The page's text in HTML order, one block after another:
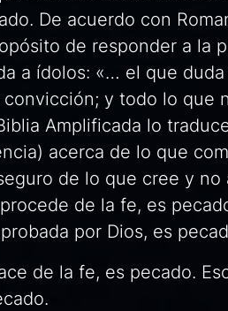
De acuerdo con
de responder a la
a ídolos: «… el que
y todo lo que
Amplificada lo
acerca de lo que
de lo que cree y
de la fe, es
por Dios, es
de la fe, es pecado.